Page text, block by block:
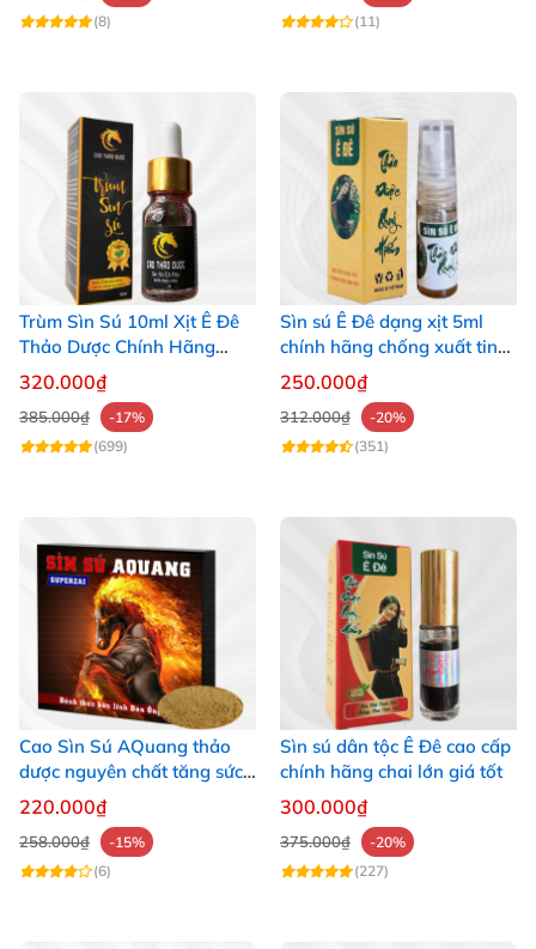
(8)
(11)
Trùm Sìn Sú 10ml Xịt Ê Đê
Thảo Dược Chính Hãng
Tăng Cường Bền Bỉ
320.000₫
385.000₫
-17%
(699)
Sìn sú Ê Đê dạng xịt 5ml
chính hãng chống xuất tinh
sớm tăng khoái cảm
250.000₫
312.000₫
-20%
(351)
Cao Sìn Sú AQuang thảo
dược nguyên chất tăng sức
khỏe
220.000₫
258.000₫
-15%
(6)
Sìn sú dân tộc Ê Đê cao cấp
chính hãng chai lớn giá tốt
300.000₫
375.000₫
-20%
(227)